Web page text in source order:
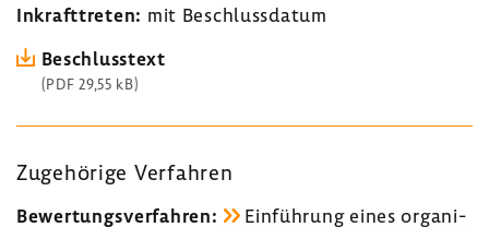
Inkraft­treten: mit Beschluss­datum
Beschluss­text
(PDF 29,55 kB)
Zuge­hö­rige Verfahren
Bewer­tungs­ver­fahren:
Einfüh­rung eines orga­ni­